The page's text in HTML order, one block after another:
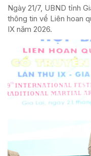
Ngày 21/7, UBND tỉnh
thông tin về Liên hoan
IX năm 2026.